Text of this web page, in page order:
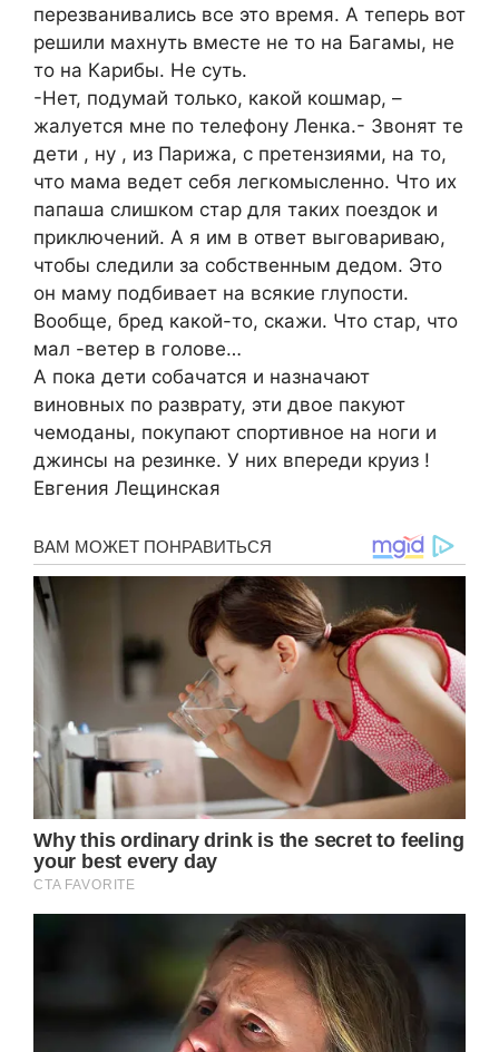
перезванивались все это время. А теперь вот
решили махнуть вместе не то на Багамы, не
то на Карибы. Не суть.
-Нет, подумай только, какой кошмар, –
жалуется мне по телефону Ленка.- Звонят те
дети , ну , из Парижа, с претензиями, на то,
что мама ведет себя легкомысленно. Что их
папаша слишком стар для таких поездок и
приключений. А я им в ответ выговариваю,
чтобы следили за собственным дедом. Это
он маму подбивает на всякие глупости.
Вообще, бред какой-то, скажи. Что стар, что
мал -ветер в голове…
А пока дети собачатся и назначают
виновных по разврату, эти двое пакуют
чемоданы, покупают спортивное на ноги и
джинсы на резинке. У них впереди круиз !
Евгения Лещинская